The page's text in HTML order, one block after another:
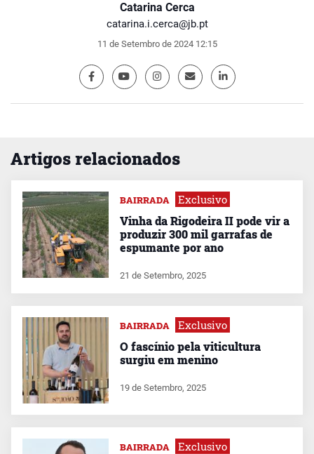
Catarina Cerca
catarina.i.cerca@jb.pt
11 de Setembro de 2024 12:15
Artigos relacionados
BAIRRADA Exclusivo
Vinha da Rigodeira II pode vir a
produzir 300 mil garrafas de
espumante por ano
21 de Setembro, 2025
BAIRRADA Exclusivo
O fascínio pela viticultura
surgiu em menino
19 de Setembro, 2025
BAIRRADA Exclusivo